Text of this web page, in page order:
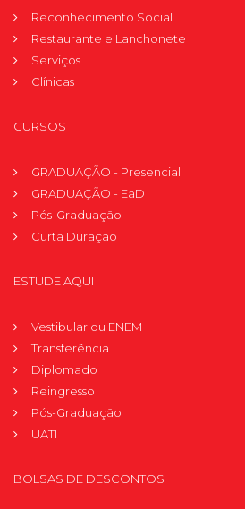
Reconhecimento Social
Restaurante e Lanchonete
Serviços
Clínicas
CURSOS
GRADUAÇÃO - Presencial
GRADUAÇÃO - EaD
Pós-Graduação
Curta Duração
ESTUDE AQUI
Vestibular ou ENEM
Transferência
Diplomado
Reingresso
Pós-Graduação
UATI
BOLSAS DE DESCONTOS